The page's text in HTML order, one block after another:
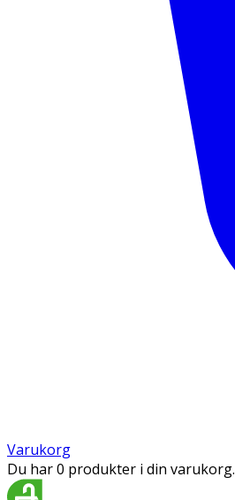
Varukorg
Du har 0 produkter i din varukorg.